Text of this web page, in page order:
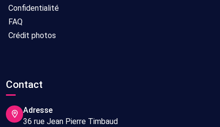
Confidentialité
FAQ
Crédit photos
Contact
Adresse
36 rue Jean Pierre Timbaud